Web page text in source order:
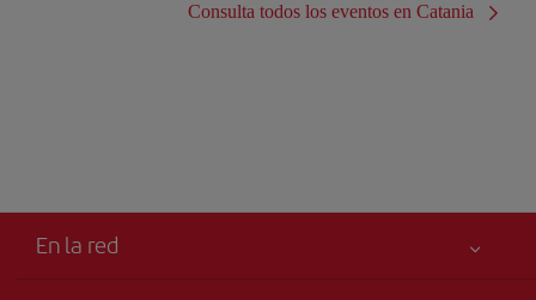
Consulta todos los eventos en Catania
En la red